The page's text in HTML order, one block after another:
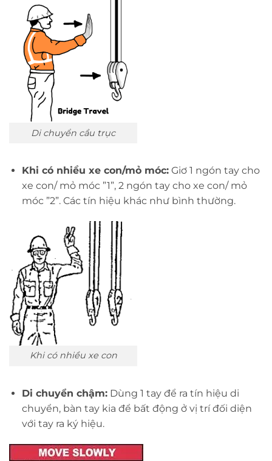
Di chuyển cầu trục
Khi có nhiều xe con/mỏ móc:Giơ 1 ngón tay cho
xe con/ mỏ móc ”1”, 2 ngón tay cho xe con/ mỏ
móc ”2”. Các tín hiệu khác như bình thường.
Khi có nhiều xe con
Di chuyển chậm:Dùng 1 tay để ra tín hiệu di
chuyển, bàn tay kia để bất động ở vị trí đối diện
với tay ra ký hiệu.